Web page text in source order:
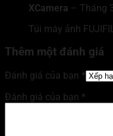
XCamera – Tháng
Túi máy ảnh
Thêm một đánh giá
Đánh giá của bạn *
Đánh giá của bạn *